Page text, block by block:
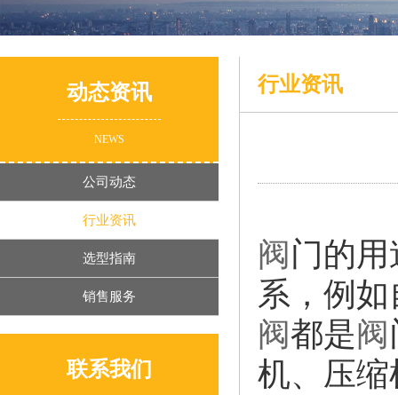
动态资讯
NEWS
公司动态
行业资讯
选型指南
销售服务
联系我们
行业资讯
阀 门的
系，例
阀都是阀
机、压缩